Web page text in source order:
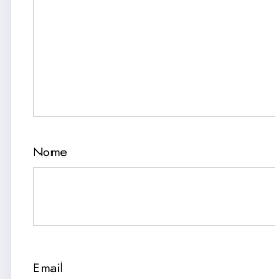
Nome
Email